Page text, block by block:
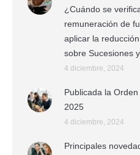
¿Cuándo se
remuneración de
aplicar la
sobre Sucesiones
4 diciembre, 2024
Publicada la
2025
4 diciembre, 2024
Principales